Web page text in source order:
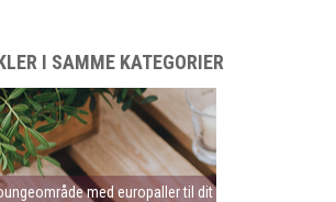
I SAMME KATEGORIER
med europaller til dit